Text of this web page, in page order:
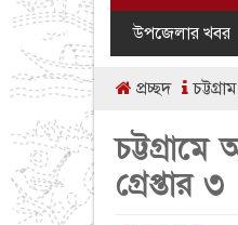
উপজেলার খবর
প্রচ্ছদ চট্টগ্রাম
গ্রেপ্তার ৩